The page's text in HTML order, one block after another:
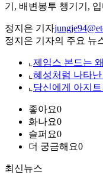
기, 배변봉투 챙기기,
정지은 기자
정지은 기자의 주요 뉴
⌞ 제임스 본드는
⌞ 혜성처럼 나타
⌞ 당신에게 아지트
좋아요0
화나요0
슬퍼요0
더 궁금해요0
최신뉴스